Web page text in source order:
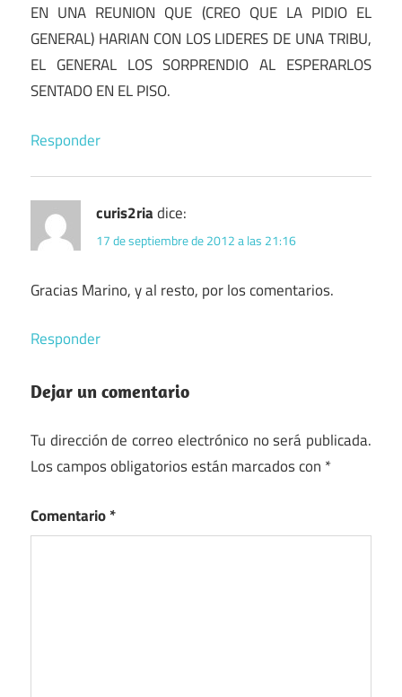
EN UNA REUNION QUE (CREO QUE LA PIDIO EL
GENERAL) HARIAN CON LOS LIDERES DE UNA TRIBU,
EL GENERAL LOS SORPRENDIO AL ESPERARLOS
SENTADO EN EL PISO.
Responder
curis2riadice:
17 de septiembre de 2012 a las 21:16
Gracias Marino, y al resto, por los comentarios.
Responder
Dejar un comentario
Tu dirección de correo electrónico no será publicada.
Los campos obligatorios están marcados con *
Comentario*